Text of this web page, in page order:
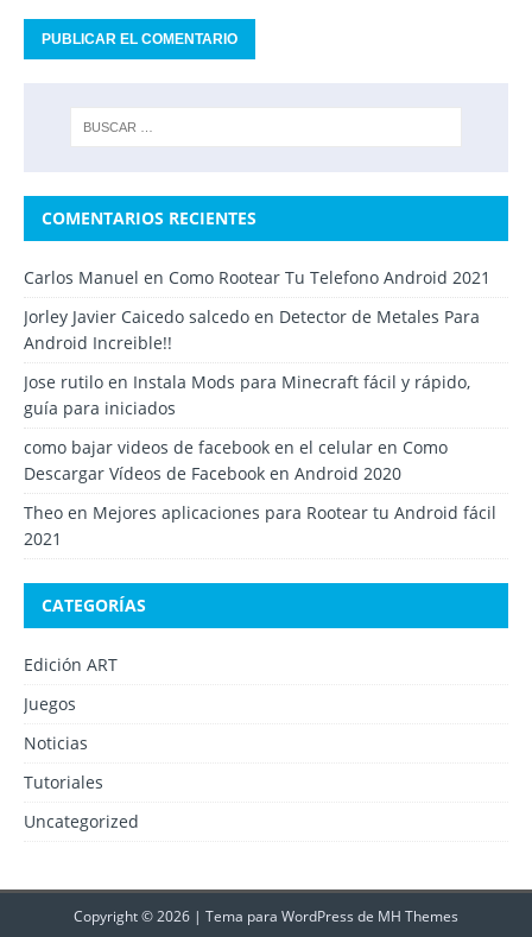
COMENTARIOS RECIENTES
Carlos Manuel en Como Rootear Tu Telefono Android 2021
Jorley Javier Caicedo salcedo en Detector de Metales Para
Android Increible!!
Jose rutilo en Instala Mods para Minecraft fácil y rápido,
guía para iniciados
como bajar videos de facebook en el celular en Como
Descargar Vídeos de Facebook en Android 2020
Theo en Mejores aplicaciones para Rootear tu Android fácil
2021
CATEGORÍAS
Edición ART
Juegos
Noticias
Tutoriales
Uncategorized
Copyright © 2026 | Tema para WordPress de MH Themes